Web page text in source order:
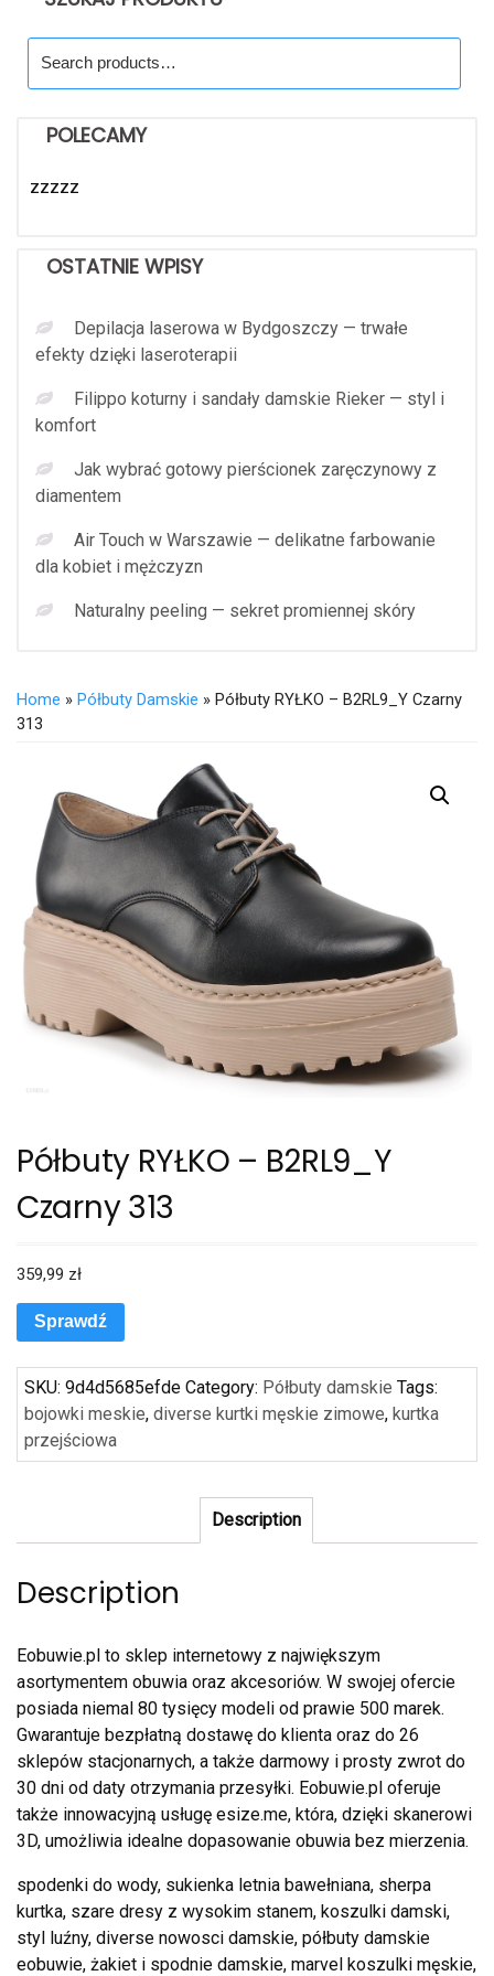
for:
POLECAMY
zzzzz
OSTATNIE WPISY
Depilacja laserowa w Bydgoszczy — trwałe
efekty dzięki laseroterapii
Filippo koturny i sandały damskie Rieker — styl i
komfort
Jak wybrać gotowy pierścionek zaręczynowy z
diamentem
Air Touch w Warszawie — delikatne farbowanie
dla kobiet i mężczyzn
Naturalny peeling — sekret promiennej skóry
Home » Półbuty Damskie » Półbuty RYŁKO – B2RL9_Y Czarny
313
Półbuty RYŁKO – B2RL9_Y
Czarny 313
359,99 zł
Sprawdź
SKU: 9d4d5685efde Category: Półbuty damskie Tags:
bojowki meskie, diverse kurtki męskie zimowe, kurtka
przejściowa
Description
Description
Eobuwie.pl to sklep internetowy z największym
asortymentem obuwia oraz akcesoriów. W swojej ofercie
posiada niemal 80 tysięcy modeli od prawie 500 marek.
Gwarantuje bezpłatną dostawę do klienta oraz do 26
sklepów stacjonarnych, a także darmowy i prosty zwrot do
30 dni od daty otrzymania przesyłki. Eobuwie.pl oferuje
także innowacyjną usługę esize.me, która, dzięki skanerowi
3D, umożliwia idealne dopasowanie obuwia bez mierzenia.
spodenki do wody, sukienka letnia bawełniana, sherpa
kurtka, szare dresy z wysokim stanem, koszulki damski,
styl luźny, diverse nowosci damskie, półbuty damskie
eobuwie, żakiet i spodnie damskie, marvel koszulki męskie,